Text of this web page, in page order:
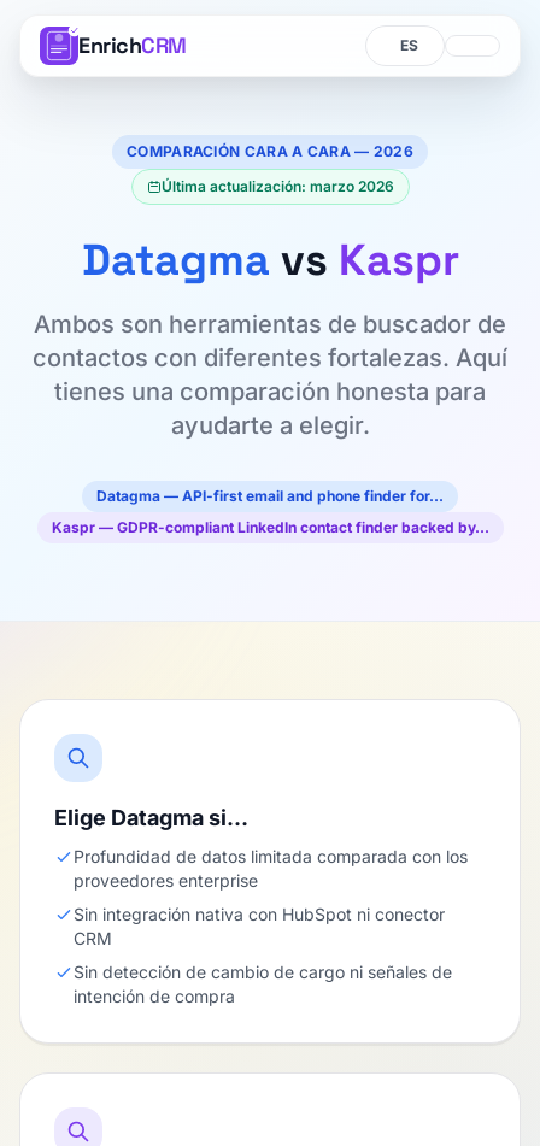
EnrichCRM Idioma
Idioma
COMPARACIÓN CARA A CARA — 2026
Última actualización: marzo 2026
Datagma vs Kaspr
Ambos son herramientas de buscador de
contactos con diferentes fortalezas. Aquí
tienes una comparación honesta para
ayudarte a elegir.
Datagma — API-first email and phone finder for…
Kaspr — GDPR-compliant LinkedIn contact finder backed by…
Elige Datagma si…
Profundidad de datos limitada comparada con los
proveedores enterprise
Sin integración nativa con HubSpot ni conector
CRM
Sin detección de cambio de cargo ni señales de
intención de compra